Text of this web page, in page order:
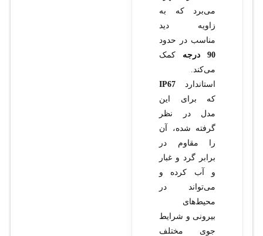
می‌برد که به
زاویه دید
مناسب در حدود
90 درجه
کمک
می‌کند.
استاندارد IP67
که برای این
مدل در نظر
گرفته شده، آن
را مقاوم در
برابر گرد و غبار
و آب کرده و
می‌تواند در
محیط‌های
بیرونی و شرایط
جوی مختلف